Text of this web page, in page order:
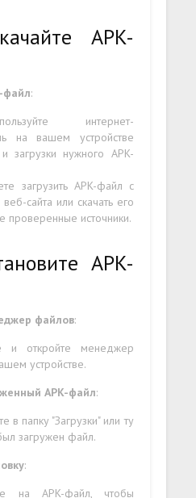
APK-
файл:
интернет-
на вашем устройстве
загрузки нужного APK-
загрузить APK-файл с
сайта или скачать его
проверенные источники.
APK-
файлов:
и откройте менеджер
устройстве.
APK-файл:
в папку "Загрузки" или ту
загружен файл.
:
на APK-файл, чтобы